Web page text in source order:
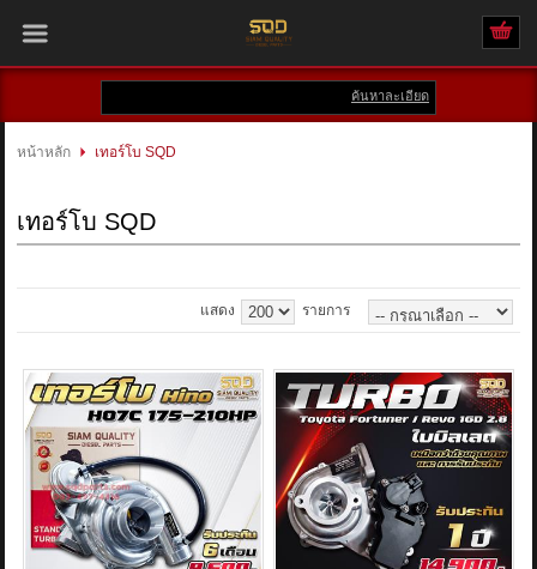
หน้าหลัก
บัญชีผู้ใช้
ติดต่อเรา
ข่าวสาร
ค้นหาละเอียด
หน้าหลัก เทอร์โบ SQD
เทอร์โบ SQD
แสดง รายการ